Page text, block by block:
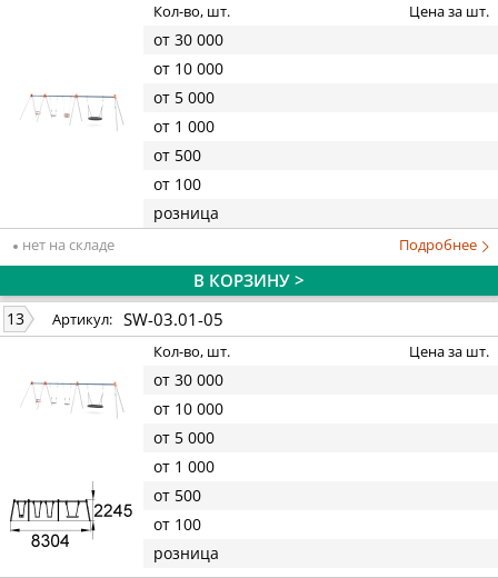
Кол-во, шт. Цена за шт.
от 30 000
от 10 000
от 5 000
от 1 000
от 500
от 100
розница
нет на складе Подробнее
В КОРЗИНУ >
13 Артикул: SW-03.01-05
Кол-во, шт. Цена за шт.
от 30 000
от 10 000
от 5 000
от 1 000
от 500
от 100
розница